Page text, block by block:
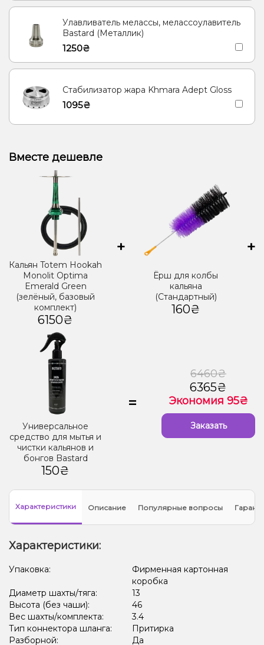
Улавливатель мелассы, мелассоулавитель
Bastard (Металлик)
1250₴
Стабилизатор жара Khmara Adept Gloss
1095₴
Вместе дешевле
Кальян Totem Hookah
Monolit Optima
Emerald Green
(зелёный, базовый
комплект)
6150₴
+
Ёрш для колбы
кальяна
(Стандартный)
160₴
+
Универсальное
средство для мытья и
чистки кальянов и
бонгов Bastard
150₴
=
6460₴
6365₴
Экономия 95₴
Заказать
Характеристики Описание Популярные вопросы
Характеристики:
Упаковка:
Фирменная картонная
коробка
Диаметр шахты/тяга:
13
Высота (без чаши):
46
Вес шахты/комплекта:
3.4
Тип коннектора шланга:
Притирка
Разборной:
Да